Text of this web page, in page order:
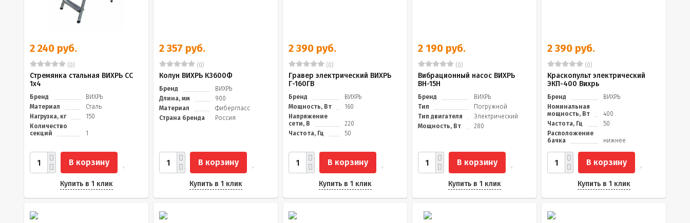
2 240 руб.
(0)
Стремянка стальная ВИХРЬ СС
1х4
Бренд
ВИХРЬ
Материал
Сталь
Нагрузка, кг
150
Количество
секций
1
В корзину
Купить в 1 клик
2 357 руб.
(0)
Колун ВИХРЬ К3600Ф
Бренд
ВИХРЬ
Длина, мм
900
Материал
Фибергласс
Страна бренда
Россия
В корзину
Купить в 1 клик
2 390 руб.
(0)
Гравер электрический ВИХРЬ
Г-160ГВ
Бренд
ВИХРЬ
Мощность, Вт
160
Напряжение
сети, В
220
Частота, Гц
50
В корзину
Купить в 1 клик
2 190 руб.
(0)
Вибрационный насос ВИХРЬ
ВН-15Н
Бренд
ВИХРЬ
Тип
Погружной
Тип двигателя
Электрический
Мощность, Вт
280
В корзину
Купить в 1 клик
2 390 руб.
(0)
Краскопульт электрический
ЭКП-400 Вихрь
Бренд
ВИХРЬ
Номинальная
мощность, Вт
400
Частота, Гц
50
Расположение
бачка
нижнее
В корзину
Купить в 1 клик